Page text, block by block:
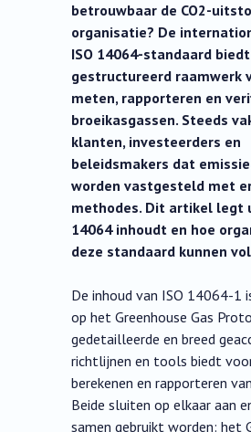
betrouwbaar de CO2-
organisatie? De
ISO 14064-standaard
gestructureerd raamwerk
meten, rapporteren en
broeikasgassen. Steeds
klanten, investeerders en
beleidsmakers dat
worden vastgesteld met
methodes. Dit artikel legt
14064 inhoudt en hoe
deze standaard kunnen
De inhoud van ISO 14064-1
op het Greenhouse Gas
gedetailleerde en breed
richtlijnen en tools biedt
berekenen en rapporteren
Beide sluiten op elkaar aan
samen gebruikt worden: het